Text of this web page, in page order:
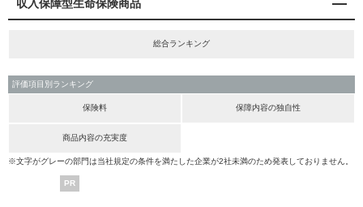
収入保障型生命保険商品
総合ランキング
評価項目別ランキング
保険料 保障内容の独自性
商品内容の充実度
※文字がグレーの部門は当社規定の条件を満たした企業が2社未満のため発表しておりません。
PR